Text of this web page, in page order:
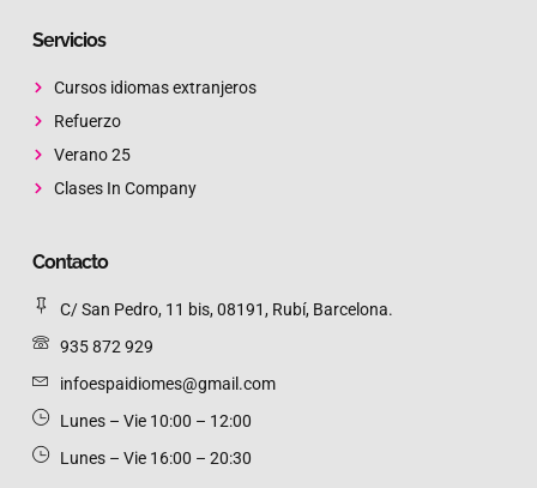
Servicios
Cursos idiomas extranjeros
Refuerzo
Verano 25
Clases In Company
Contacto
C/ San Pedro, 11 bis, 08191, Rubí, Barcelona.
935 872 929
infoespaidiomes@gmail.com
Lunes – Vie 10:00 – 12:00 ​
Lunes – Vie 16:00 – 20:30 ​